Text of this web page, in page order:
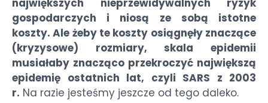
największych nieprzewidywalnych ryzyk
gospodarczych i niosą ze sobą istotne
koszty. Ale żeby te koszty osiągnęły znaczące
(kryzysowe) rozmiary, skala epidemii
musiałaby znacząco przekroczyć największą
epidemię ostatnich lat, czyli SARS z 2003
r. Na razie jesteśmy jeszcze od tego daleko.